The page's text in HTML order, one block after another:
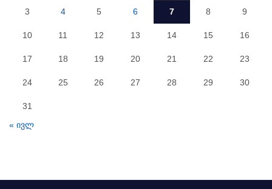
3 4 5 6 7 8 9
10 11 12 13 14 15 16
17 18 19 20 21 22 23
24 25 26 27 28 29 30
31
« ივლ